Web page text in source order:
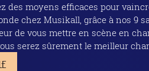
efficaces pour vaincre votre timidité ? Testez le Karaoké !
chez Musikall, grâce à nos 9
de vous mettre en scène en
serez sûrement le meilleur